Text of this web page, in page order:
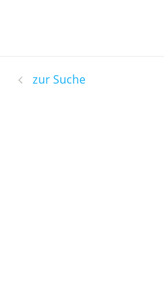
zur Suche